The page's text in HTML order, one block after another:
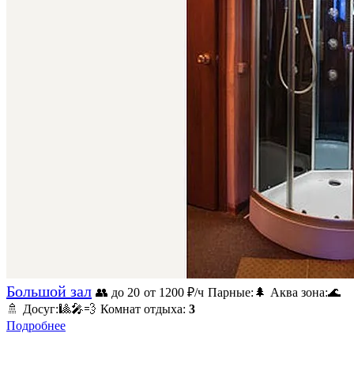
Большой зал 👥 до 20 от 1200 ₽/ч Парные: 🌲 Аква зона:🌊
🚿 Досуг:🎱🎤💨 Комнат отдыха: 3
Подробнее